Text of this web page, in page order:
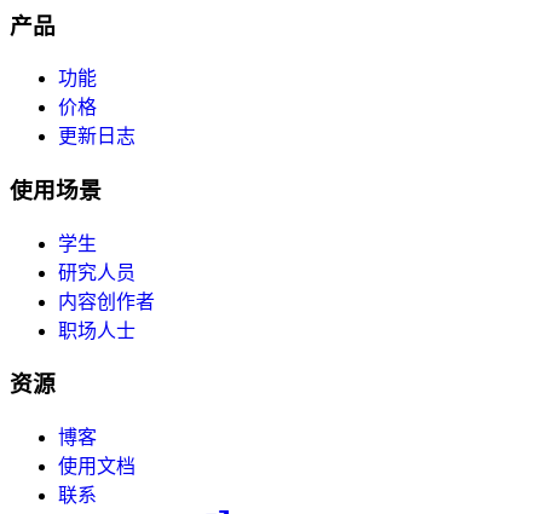
产品
功能
价格
更新日志
使用场景
学生
研究人员
内容创作者
职场人士
资源
博客
使用文档
联系